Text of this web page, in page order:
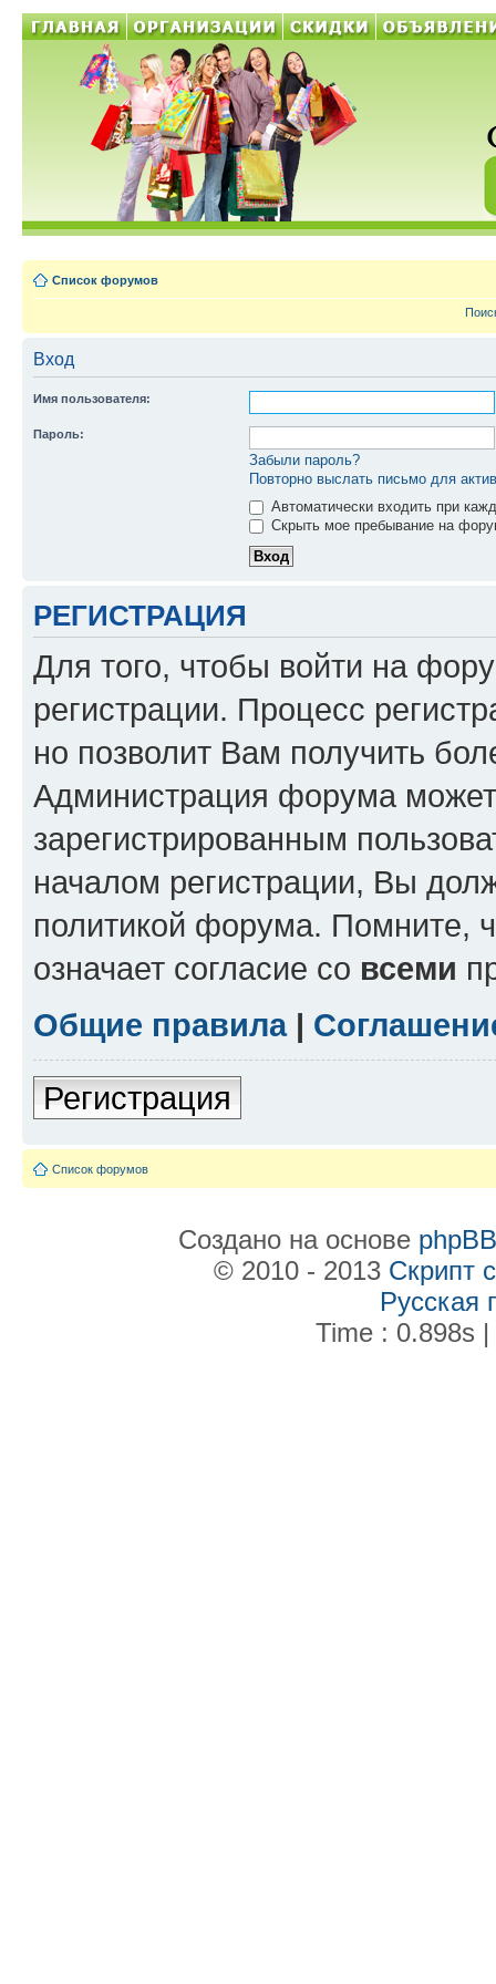
Список форумов
Вход
Имя пользователя:
Пароль:
Забыли пароль?
Повторно выслать письмо для
Автоматически входить при
Скрыть мое пребывание на
РЕГИСТРАЦИЯ
Для того, чтобы войти на
регистрации. Процесс
но позволит Вам получить
Администрация форума может
зарегистрированным
началом регистрации, Вы
политикой форума. Помните,
означает согласие со всеми
Общие правила|
Регистрация
Список форумов
Создано на основе phpBB
© 2010 - 2013 Скрипт
Русская
Time : 0.898s